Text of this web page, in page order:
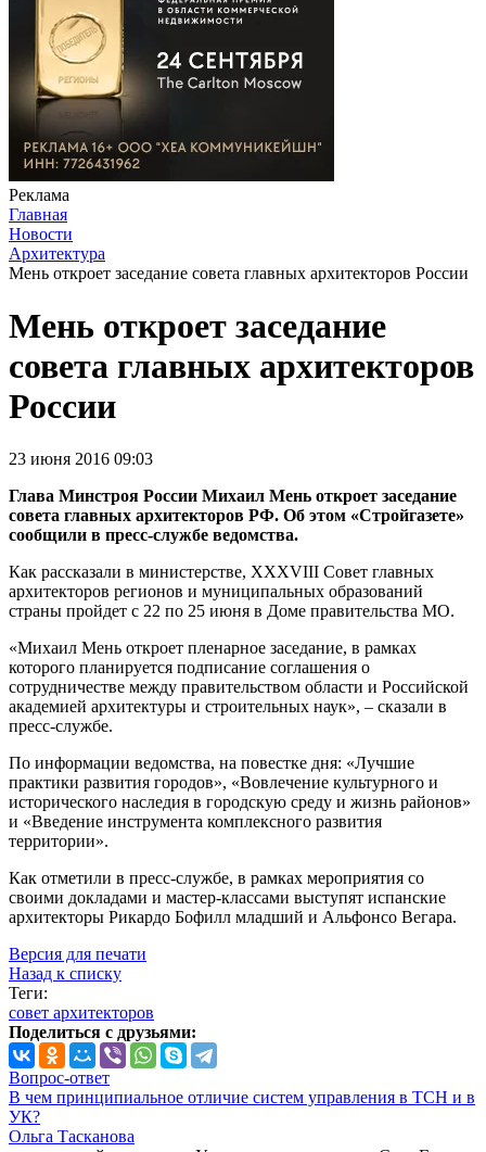
Реклама
Главная
Новости
Архитектура
Мень откроет заседание совета главных архитекторов России
Мень откроет заседание
совета главных архитекторов
России
23 июня 2016 09:03
Глава Минстроя России Михаил Мень откроет заседание
совета главных архитекторов РФ. Об этом «Стройгазете»
сообщили в пресс-службе ведомства.
Как рассказали в министерстве, XXXVIII Совет главных
архитекторов регионов и муниципальных образований
страны пройдет с 22 по 25 июня в Доме правительства МО.
«Михаил Мень откроет пленарное заседание, в рамках
которого планируется подписание соглашения о
сотрудничестве между правительством области и Российской
академией архитектуры и строительных наук», – сказали в
пресс-службе.
По информации ведомства, на повестке дня: «Лучшие
практики развития городов», «Вовлечение культурного и
исторического наследия в городскую среду и жизнь районов»
и «Введение инструмента комплексного развития
территории».
Как отметили в пресс-службе, в рамках мероприятия со
своими докладами и мастер-классами выступят испанские
архитекторы Рикардо Бофилл младший и Альфонсо Вегара.
Версия для печати
Назад к списку
Теги:
совет архитекторов
Поделиться с друзьями:
Вопрос-ответ
В чем принципиальное отличие систем управления в ТСН и в
УК?
Ольга Тасканова